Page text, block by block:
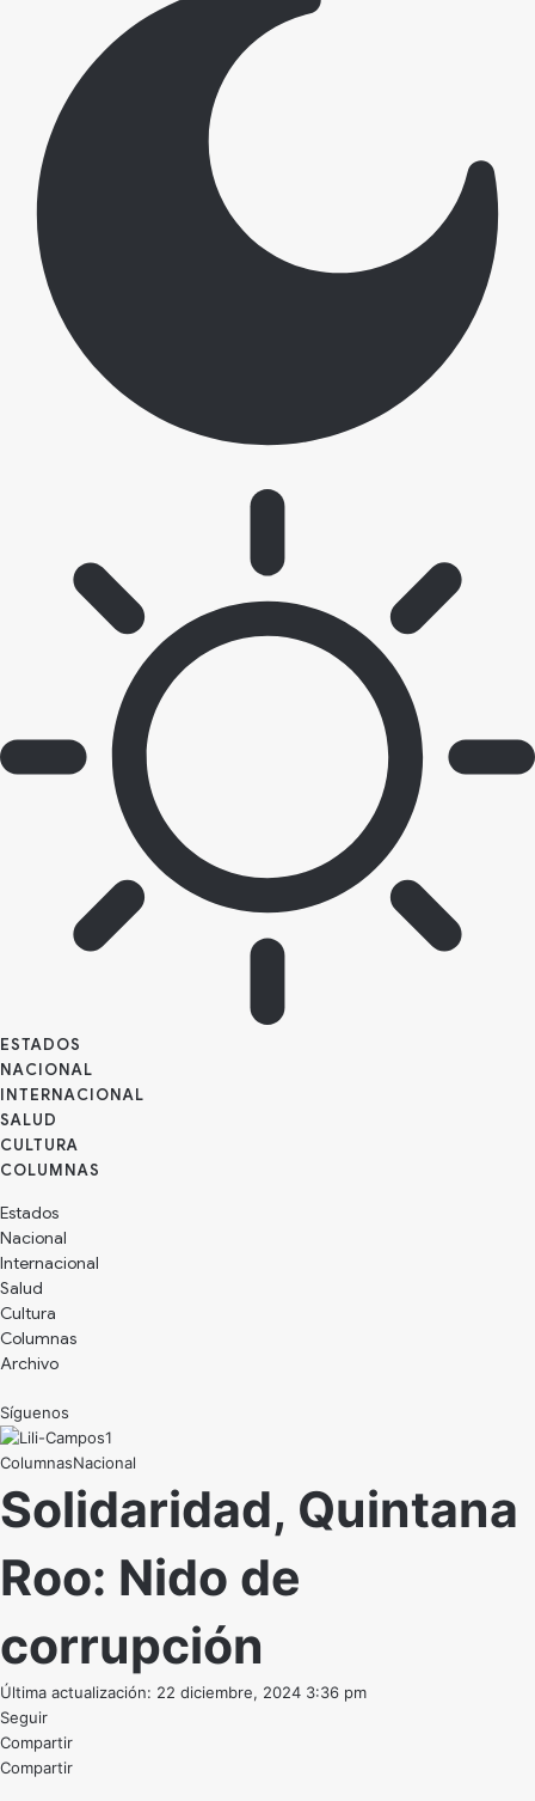
ESTADOS
NACIONAL
INTERNACIONAL
SALUD
CULTURA
Estados
Nacional
Internacional
Salud
Cultura
Archivo
Síguenos
Nacional
Solidaridad, Quintana
Roo: Nido de
corrupción
Última actualización: 22 diciembre, 2024 3:36 pm
Seguir
Compartir
Compartir